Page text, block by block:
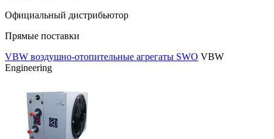
Официальный дистрибьютор
Прямые поставки
VBW воздушно-отопительные агрегаты SWO VBW
Engineering